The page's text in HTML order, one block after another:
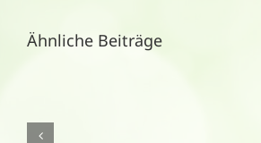
Ähnliche Beiträge